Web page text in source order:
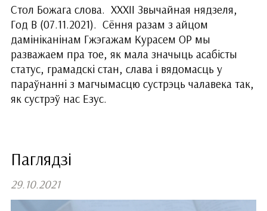
Стол Божага слова. ХХXІІ Звычайная нядзеля,
Год B (07.11.2021). Сёння разам з айцом
дамініканінам Гжэгажам Курасем ОР мы
разважаем пра тое, як мала значыць асабісты
статус, грамадскі стан, слава і вядомасць у
параўнанні з магчымасцю сустрэць чалавека так,
як сустрэў нас Езус.
Паглядзі
29.10.2021